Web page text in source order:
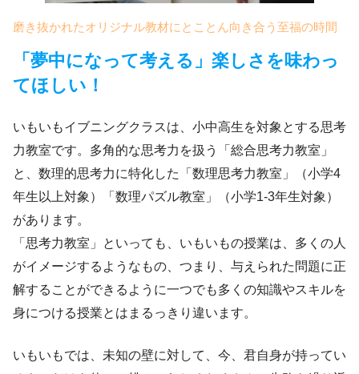
磨き抜かれたオリジナル教材にとことん向き合う至福の時間
「夢中になって考える」楽しさを味わっ
てほしい！
いもいもイブニングクラスは、小中高生を対象とする思考
力教室です。多角的な思考力を扱う「総合思考力教室」
と、数理的思考力に特化した「数理思考力教室」（小学4
年生以上対象）「数理パズル教室」（小学1-3年生対象）
があります。
「思考力教室」といっても、いもいもの授業は、多くの人
がイメージするようなもの、つまり、与えられた問題に正
解することができるように一つでも多くの知識やスキルを
身につける授業とはまるっきり違います。
いもいもでは、未知の壁に対して、今、君自身が持ってい